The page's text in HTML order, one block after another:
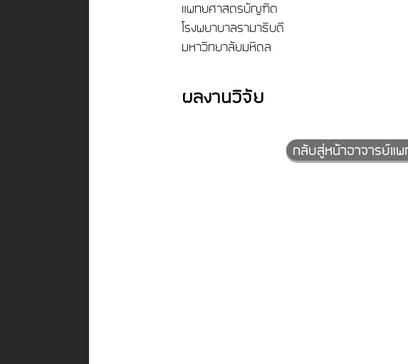
แพทยศาสตรบัญฑิต
โรงพยาบาลรามาธิบดี
มหาวิทยาลัยมหิดล
ผลงานวิจัย
กลับสู่หน้าอาจารย์แ